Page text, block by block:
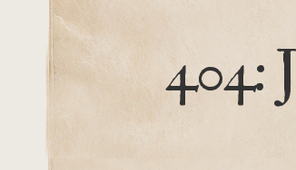
404: